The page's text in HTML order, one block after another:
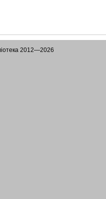
2012—2026